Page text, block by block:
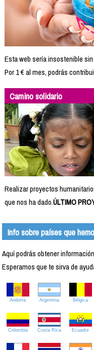
Esta web sería insostenible
Por 1 € al mes, podrás
Camino solidario
Realizar proyectos
que nos ha dado.ÚLTIMO
Info sobre países que
Aquí podrás obtener
Esperamos que te sirva de
Andorra Argentina Bélgica
Colombia Costa Rica Ecuador